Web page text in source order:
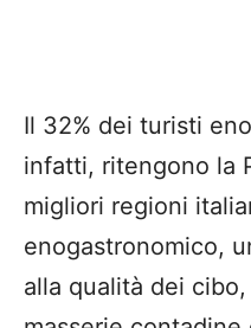
Il 32% dei turisti
infatti, ritengono la
migliori regioni
enogastronomico,
alla qualità dei